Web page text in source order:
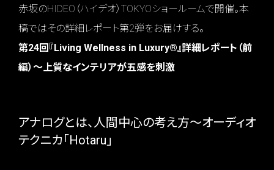
赤坂のHIDEO（ハイデオ）TOKYOショールームで開催。本
稿ではその詳細レポート第2弾をお届けする。
第24回『Living Wellness in Luxury®』詳細レポート（前
編）～上質なインテリアが五感を刺激
アナログとは、人間中心の考え方～オーディオ
テクニカ「Hotaru」